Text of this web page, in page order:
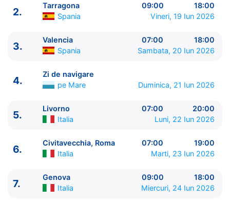
ITINERARIU
----------------------------------------
1. Marsilia Franta
Valencia Spania
07:00 - 18:00
4.
Zi de navigare
0:00 - 0:00
2.
Tarragona 09:00
18:00
Spania
Vineri, 19 Iun 2026
3.
Valencia 07:00
18:00
Spania
Sambata, 20 Iun 2026
4.
Zi de navigare
pe Mare
Duminica, 21 Iun 2026
5.
Livorno 07:00
20:00
Italia
Luni, 22 Iun 2026
6.
Civitavecchia, Roma 07:00
19:00
Italia
Marti, 23 Iun 2026
7.
Genova 09:00
18:00
Italia
Miercuri, 24 Iun 2026